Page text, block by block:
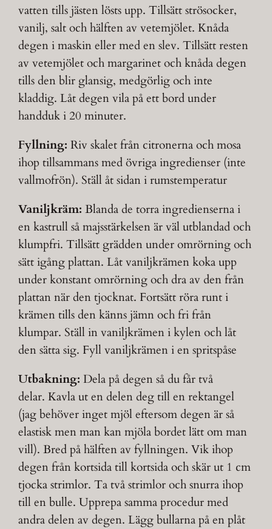
vatten tills jästen lösts upp. Tillsätt strösocker,
vanilj, salt och hälften av vetemjölet. Knåda
degen i maskin eller med en slev. Tillsätt resten
av vetemjölet och margarinet och knåda degen
tills den blir glansig, medgörlig och inte
kladdig. Låt degen vila på ett bord under
handduk i 20 minuter.
Fyllning: Riv skalet från citronerna och mosa
ihop tillsammans med övriga ingredienser (inte
vallmofrön). Ställ åt sidan i rumstemperatur
Vaniljkräm: Blanda de torra ingredienserna i
en kastrull så majsstärkelsen är väl utblandad och
klumpfri. Tillsätt grädden under omrörning och
sätt igång plattan. Låt vaniljkrämen koka upp
under konstant omrörning och dra av den från
plattan när den tjocknat. Fortsätt röra runt i
krämen tills den känns jämn och fri från
klumpar. Ställ in vaniljkrämen i kylen och låt
den sätta sig. Fyll vaniljkrämen i en spritspåse
Utbakning:Dela på degen så du får två
delar. Kavla ut en delen deg till en rektangel
(jag behöver inget mjöl eftersom degen är så
elastisk men man kan mjöla bordet lätt om man
vill). Bred på hälften av fyllningen. Vik ihop
degen från kortsida till kortsida och skär ut 1 cm
tjocka strimlor. Ta två strimlor och snurra ihop
till en bulle. Upprepa samma procedur med
andra delen av degen. Lägg bullarna på en plåt